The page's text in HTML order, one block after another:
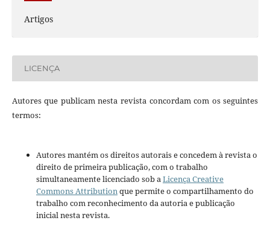
Artigos
LICENÇA
Autores que publicam nesta revista concordam com os seguintes
termos:
Autores mantém os direitos autorais e concedem à revista o
direito de primeira publicação, com o trabalho
simultaneamente licenciado sob aLicença Creative
Commons Attributionque permite o compartilhamento do
trabalho com reconhecimento da autoria e publicação
inicial nesta revista.